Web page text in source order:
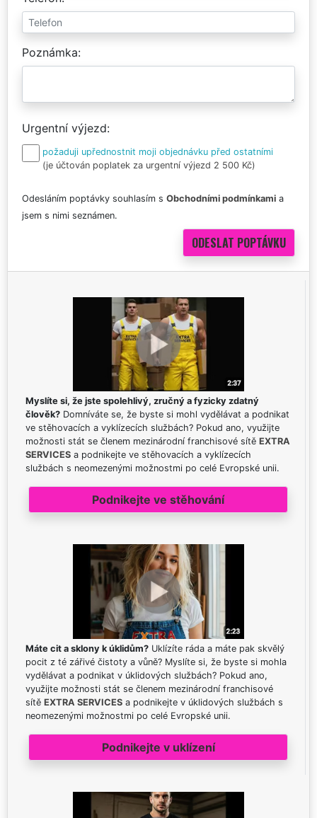
Poznámka
Urgentní výjezd
požaduji upřednostnit moji objednávku před ostatními
(je účtován poplatek za urgentní výjezd 2 500 Kč)
Odesláním poptávky souhlasím s Obchodními podmínkami a
jsem s nimi seznámen.
Myslíte si, že jste spolehlivý, zručný a fyzicky zdatný
člověk? Domníváte se, že byste si mohl vydělávat a podnikat
ve stěhovacích a vyklízecích službách? Pokud ano, využijte
možnosti stát se členem mezinárodní franchisové sítě EXTRA
SERVICES a podnikejte ve stěhovacích a vyklízecích
službách s neomezenými možnostmi po celé Evropské unii.
Podnikejte ve stěhování
Máte cit a sklony k úklidům? Uklízíte ráda a máte pak skvělý
pocit z té zářivé čistoty a vůně? Myslíte si, že byste si mohla
vydělávat a podnikat v úklidových službách? Pokud ano,
využijte možnosti stát se členem mezinárodní franchisové
sítě EXTRA SERVICES a podnikejte v úklidových službách s
neomezenými možnostmi po celé Evropské unii.
Podnikejte v uklízení